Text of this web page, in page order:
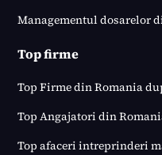
Managementul dosarelor
Top firme
Top Firme din Romania
Top Angajatori din
Top afaceri intreprinderi